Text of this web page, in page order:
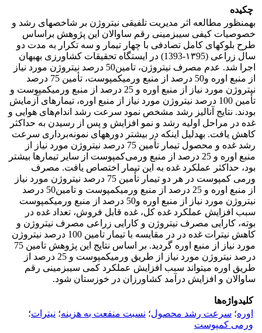
چکیده
به­منظور مطالعه اثر مدیریت تلفیقی نیتروژن بر شاخص­های رشد و
خصوصیات کیفی سیب­زمینی رقم ساوالان این پژوهش براساس
طرح بلوک­های کامل تصادفی با چهار تیمار و سه تکرار به مدت دو
سال زراعی (۱۳95-1393) در ایستگاه تحقیقات کشاورزی بهبهان
اجرا شد. عدم مصرف نیتروژن، تامین50 درصد نیتروژن مورد نیاز
از منبع اوره و50 درصد از منبع ورمی­کمپوست، تأمین 75 درصد
نیتروژن مورد نیاز از منبع اوره و 25 درصد از منبع ورمی­کمپوست و
تأمین 100 درصد نیتروژن مورد نیاز از منبع اوره، تیمارهای آزمایش
بودند. نتایج آنالیز رشد مشخص نمود سرعت رشد اندام‌های هوایی و
غده در مراحل اولیه رشد و نمو افزایش و پس از رسیدن به حداکثر
کاهش یافت. به­دلیل این­که در بیشتر دوره­های نمونه‌برداری سرعت
رشد غده و محصول تیمار تأمین 75 درصد نیتروژن مورد نیاز از
منبع اوره و 25 درصد از منبع ورمی‌کمپوست از سایر تیمارها بیشتر
بود، حداکثر عملکرد غده به این تیمار اختصاص یافت. مصرف
ورمی کمپوست در هر دو تیمار تأمین 75 درصد نیتروژن مورد نیاز
از منبع اوره و 25 درصد از منبع ورمی­کمپوست و تامین50 درصد
نیتروژن مورد نیاز از منبع اوره و50 درصد از منبع ورمی­کمپوست
سبب افزایش عملکرد غده کل، غده قابل فروش، تعداد غده در
بوته، کارایی مصرف نیتروژن و کارایی زراعی مصرف نیتروژن و
کاهش نیترات غده در در مقایسه با تیمار تامین 100 درصد نیتروژن
مورد نیاز از منبع اوره گردید. بر اساس نتایج این پژوهش تامین 75
درصد نیتروژن مورد نیاز از طریق ورمی­کمپوست و 25 درصد از
طریق اوره می­تواند سبب افزایش عملکرد کمی سیب­زمینی رقم
ساوالان و افزایش درآمد کشاورزان در خوزستان ­شود.
کلیدواژه‌ها
اوره؛ سرعت رشد محصول؛ نسبت منفعت به هزینه؛ نیترات؛
ورمی کمپوست‏